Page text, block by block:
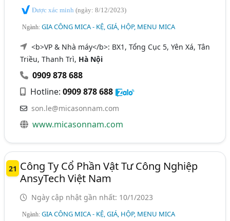
Được xác minh(ngày: 8/12/2023)
Ngành:GIA CÔNG MICA - KỆ, GIÁ, HỘP, MENU MICA
<b>VP & Nhà máy</b>: BX1, Tổng Cục 5, Yên Xá, Tân
Triều, Thanh Trì, Hà Nội
0909 878 688
Hotline:0909 878 688
son.le@micasonnam.com
www.micasonnam.com
21 Công Ty Cổ Phần Vật Tư Công Nghiệp
AnsyTech Việt Nam
Ngày cập nhật gần nhất: 10/1/2023
Ngành:GIA CÔNG MICA - KỆ, GIÁ, HỘP, MENU MICA